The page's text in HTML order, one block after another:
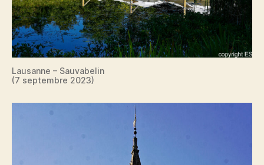
Lausanne – Sauvabelin
(7 septembre 2023)